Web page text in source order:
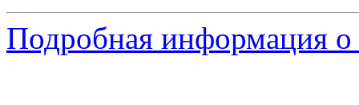
Подробная информация